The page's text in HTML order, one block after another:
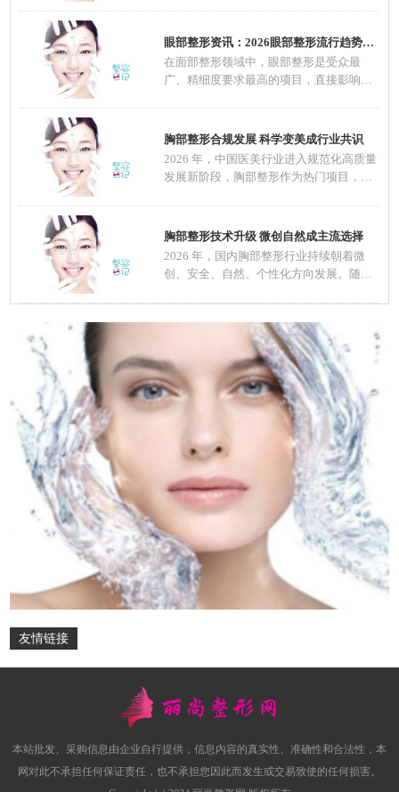
眼部整形资讯：2026眼部整形流行趋势，自然定
在面部整形领域中，眼部整形是受众最
广、精细度要求最高的项目，直接影响面
胸部整形合规发展 科学变美成行业共识
2026 年，中国医美行业进入规范化高质量
发展新阶段，胸部整形作为热门项目，在
胸部整形技术升级 微创自然成主流选择
2026 年，国内胸部整形行业持续朝着微
创、安全、自然、个性化方向发展。随着
友情链接
本站批发、采购信息由企业自行提供，信息内容的真实性、准确性和合法性，本
网对此不承担任何保证责任，也不承担您因此而发生或交易致使的任何损害。